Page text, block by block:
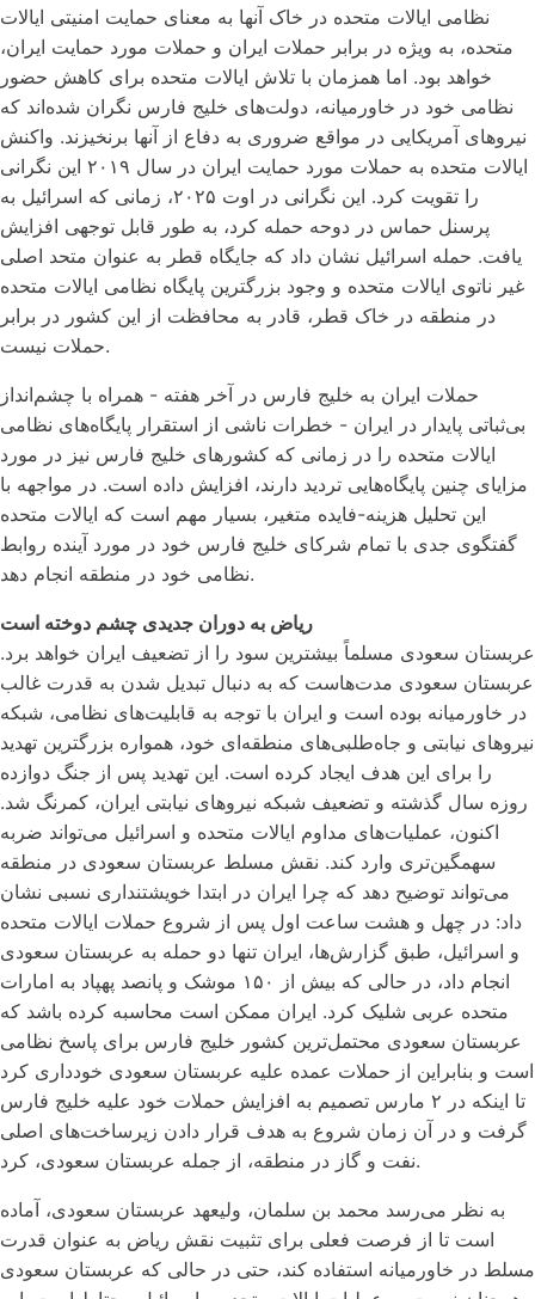
نظامی ایالات متحده در خاک آنها به معنای حمایت امنیتی ایالات
متحده، به ویژه در برابر حملات ایران و حملات مورد حمایت ایران،
خواهد بود. اما همزمان با تلاش ایالات متحده برای کاهش حضور
نظامی خود در خاورمیانه، دولت‌های خلیج فارس نگران شده‌اند که
نیروهای آمریکایی در مواقع ضروری به دفاع از آنها برنخیزند. واکنش
ایالات متحده به حملات مورد حمایت ایران در سال ۲۰۱۹ این نگرانی
را تقویت کرد. این نگرانی در اوت ۲۰۲۵، زمانی که اسرائیل به
پرسنل حماس در دوحه حمله کرد، به طور قابل توجهی افزایش
یافت. حمله اسرائیل نشان داد که جایگاه قطر به عنوان متحد اصلی
غیر ناتوی ایالات متحده و وجود بزرگترین پایگاه نظامی ایالات متحده
در منطقه در خاک قطر، قادر به محافظت از این کشور در برابر
حملات نیست.
حملات ایران به خلیج فارس در آخر هفته - همراه با چشم‌انداز
بی‌ثباتی پایدار در ایران - خطرات ناشی از استقرار پایگاه‌های نظامی
ایالات متحده را در زمانی که کشورهای خلیج فارس نیز در مورد
مزایای چنین پایگاه‌هایی تردید دارند، افزایش داده است. در مواجهه با
این تحلیل هزینه-فایده متغیر، بسیار مهم است که ایالات متحده
گفتگوی جدی با تمام شرکای خلیج فارس خود در مورد آینده روابط
نظامی خود در منطقه انجام دهد.
ریاض به دوران جدیدی چشم دوخته است
عربستان سعودی مسلماً بیشترین سود را از تضعیف ایران خواهد برد.
عربستان سعودی مدت‌هاست که به دنبال تبدیل شدن به قدرت غالب
در خاورمیانه بوده است و ایران با توجه به قابلیت‌های نظامی، شبکه
نیروهای نیابتی و جاه‌طلبی‌های منطقه‌ای خود، همواره بزرگترین تهدید
را برای این هدف ایجاد کرده است. این تهدید پس از جنگ دوازده
روزه سال گذشته و تضعیف شبکه نیروهای نیابتی ایران، کمرنگ شد.
اکنون، عملیات‌های مداوم ایالات متحده و اسرائیل می‌تواند ضربه
سهمگین‌تری وارد کند. نقش مسلط عربستان سعودی در منطقه
می‌تواند توضیح دهد که چرا ایران در ابتدا خویشتنداری نسبی نشان
داد: در چهل و هشت ساعت اول پس از شروع حملات ایالات متحده
و اسرائیل، طبق گزارش‌ها، ایران تنها دو حمله به عربستان سعودی
انجام داد، در حالی که بیش از ۱۵۰ موشک و پانصد پهپاد به امارات
متحده عربی شلیک کرد. ایران ممکن است محاسبه کرده باشد که
عربستان سعودی محتمل‌ترین کشور خلیج فارس برای پاسخ نظامی
است و بنابراین از حملات عمده علیه عربستان سعودی خودداری کرد
تا اینکه در ۲ مارس تصمیم به افزایش حملات خود علیه خلیج فارس
گرفت و در آن زمان شروع به هدف قرار دادن زیرساخت‌های اصلی
نفت و گاز در منطقه، از جمله عربستان سعودی، کرد.
به نظر می‌رسد محمد بن سلمان، ولیعهد عربستان سعودی، آماده
است تا از فرصت فعلی برای تثبیت نقش ریاض به عنوان قدرت
مسلط در خاورمیانه استفاده کند، حتی در حالی که عربستان سعودی